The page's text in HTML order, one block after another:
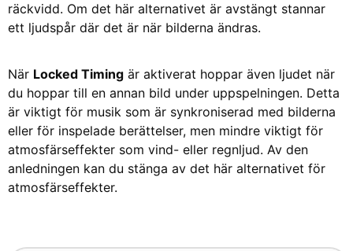
räckvidd. Om det här alternativet är avstängt stannar
ett ljudspår där det är när bilderna ändras.
När Locked Timing är aktiverat hoppar även ljudet när
du hoppar till en annan bild under uppspelningen. Detta
är viktigt för musik som är synkroniserad med bilderna
eller för inspelade berättelser, men mindre viktigt för
atmosfärseffekter som vind- eller regnljud. Av den
anledningen kan du stänga av det här alternativet för
atmosfärseffekter.